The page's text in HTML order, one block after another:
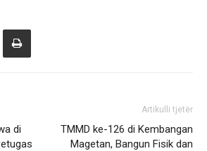
di
Artikulli tjetër
TMMD ke-126 di Kembangan
Magetan, Bangun Fisik dan